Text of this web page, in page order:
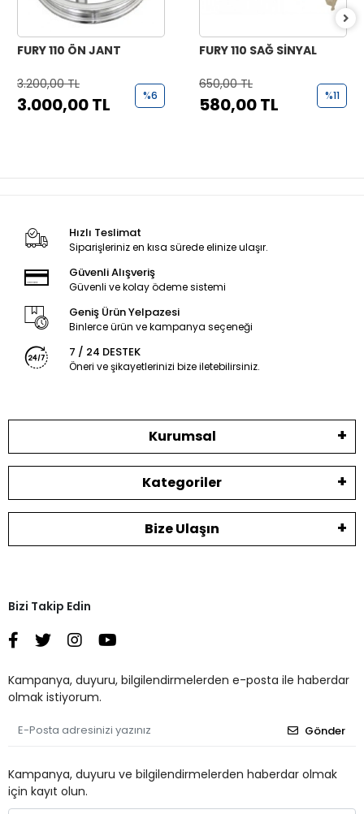
FURY 110 ÖN JANT
3.200,00 TL
3.000,00 TL %6
FURY 110 SAĞ SİNYAL
650,00 TL
580,00 TL %11
Hızlı Teslimat
Siparişleriniz en kısa sürede elinize ulaşır.
Güvenli Alışveriş
Güvenli ve kolay ödeme sistemi
Geniş Ürün Yelpazesi
Binlerce ürün ve kampanya seçeneği
7 / 24 DESTEK
Öneri ve şikayetlerinizi bize iletebilirsiniz.
Kurumsal
Kategoriler
Bize Ulaşın
Bizi Takip Edin
Kampanya, duyuru, bilgilendirmelerden e-posta ile haberdar
olmak istiyorum.
Gönder
Kampanya, duyuru ve bilgilendirmelerden haberdar olmak
için kayıt olun.